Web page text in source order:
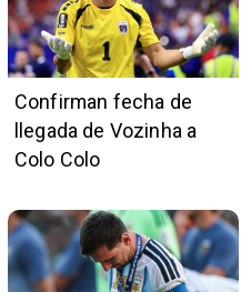
Confirman fecha de
llegada de Vozinha a
Colo Colo